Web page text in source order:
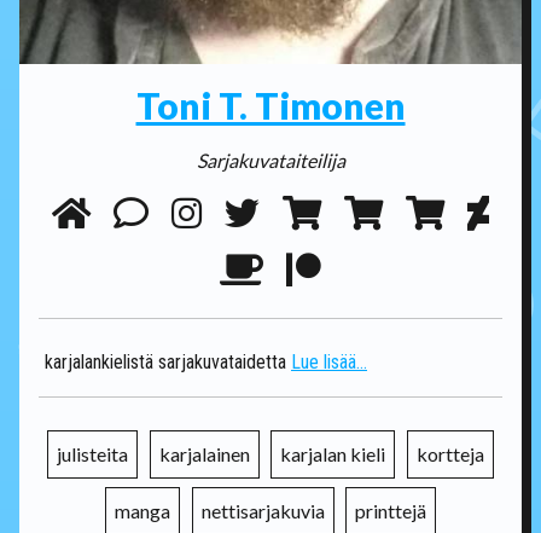
Toni T. Timonen
Sarjakuvataiteilija
karjalankielistä sarjakuvataidetta Lue lisää...
julisteita karjalainen karjalan kieli kortteja
manga nettisarjakuvia printtejä